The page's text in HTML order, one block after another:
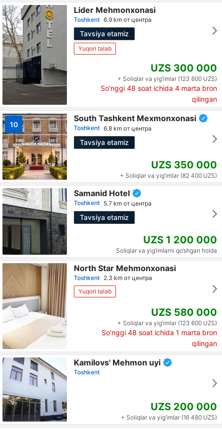
Lider Mehmonxonasi
Toshkent 6.9 km от центра
Tavsiya etamiz
Yuqori talab
UZS 300 000
+ Soliqlar va yig‘imlar (123 600 UZS)
So'nggi 48 soat ichida 4 marta bron
qilingan
10
South Tashkent Mexmonxonasi
Toshkent 6.8 km от центра
Tavsiya etamiz
UZS 350 000
+ Soliqlar va yig‘imlar (82 400 UZS)
Samanid Hotel
Toshkent 5.7 km от центра
Tavsiya etamiz
UZS 1 200 000
Soliqlar va yig‘imlarni qo‘shgan holda
North Star Mehmonxonasi
Toshkent 2.3 km от центра
Yuqori talab
UZS 580 000
+ Soliqlar va yig‘imlar (123 600 UZS)
So'nggi 48 soat ichida 1 marta bron
qilingan
Kamilovs' Mehmon uyi
Toshkent
UZS 200 000
+ Soliqlar va yig‘imlar (16 480 UZS)